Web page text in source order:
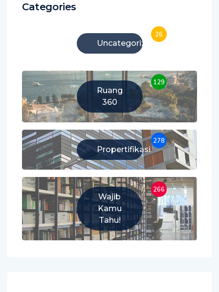
Categories
Uncategorized
26
Ruang
360
129
Propertifikasi
278
Wajib
Kamu
Tahu!
266